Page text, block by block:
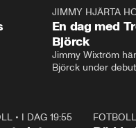
JIMMY HJÄRTA
En dag med
Björck
Jimmy Wixtröm
Björck under
• I DAG 19:55 FOTBOLL